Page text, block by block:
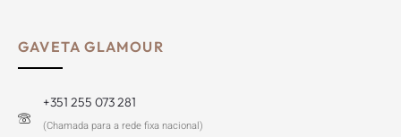
GAVETA GLAMOUR
+351 255 073 281
(Chamada para a rede fixa nacional)